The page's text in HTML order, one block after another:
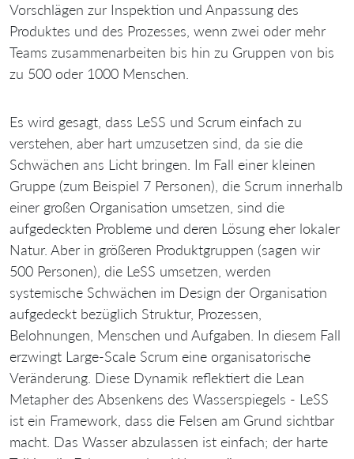
Vorschlägen zur Inspektion und Anpassung des
Produktes und des Prozesses, wenn zwei oder mehr
Teams zusammenarbeiten bis hin zu Gruppen von bis
zu 500 oder 1000 Menschen.
Es wird gesagt, dass LeSS und Scrum einfach zu
verstehen, aber hart umzusetzen sind, da sie die
Schwächen ans Licht bringen. Im Fall einer kleinen
Gruppe (zum Beispiel 7 Personen), die Scrum innerhalb
einer großen Organisation umsetzen, sind die
aufgedeckten Probleme und deren Lösung eher lokaler
Natur. Aber in größeren Produktgruppen (sagen wir
500 Personen), die LeSS umsetzen, werden
systemische Schwächen im Design der Organisation
aufgedeckt bezüglich Struktur, Prozessen,
Belohnungen, Menschen und Aufgaben. In diesem Fall
erzwingt Large-Scale Scrum eine organisatorische
Veränderung. Diese Dynamik reflektiert die Lean
Metapher des Absenkens des Wasserspiegels - LeSS
ist ein Framework, dass die Felsen am Grund sichtbar
macht. Das Wasser abzulassen ist einfach; der harte